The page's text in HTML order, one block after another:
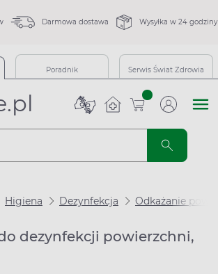
Darmowa dostawa Wysyłka w 24 godziny
Poradnik Serwis Świat Zdrowia
sztuk
Higiena Dezynfekcja Odkażanie
dezynfekcji powierzchni,